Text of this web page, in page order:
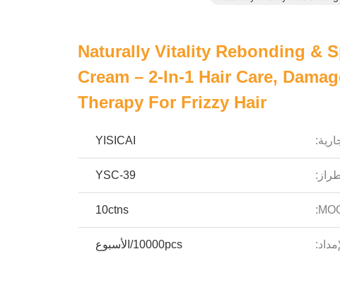
Naturally Vitality Rebonding &
Cream – 2-In-1 Hair Care,
Therapy For Frizzy Hair
YISICAI
YSC-39
10ctns
10000pcs/الأسبوع